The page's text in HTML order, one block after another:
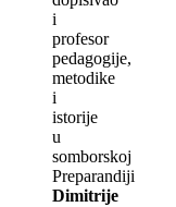
i
profesor
pedagogije,
metodike
i
istorije
u
somborskoj
Preparandiji
Dimitrije